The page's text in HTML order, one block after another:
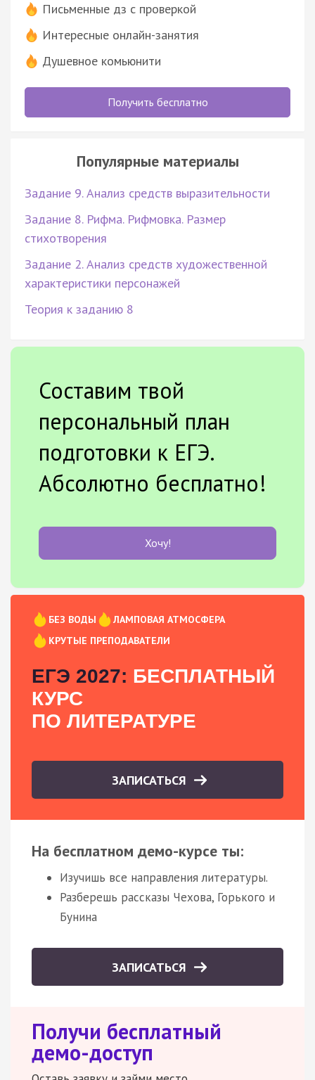
Письменные дз с проверкой
Интересные онлайн-занятия
Душевное комьюнити
Получить бесплатно
Популярные материалы
Задание 9. Анализ средств выразительности
Задание 8. Рифма. Рифмовка. Размер
стихотворения
Задание 2. Анализ средств художественной
характеристики персонажей
Теория к заданию 8
Составим твой
персональный план
подготовки к ЕГЭ.
Абсолютно бесплатно!
Хочу!
БЕЗ ВОДЫ
ЛАМПОВАЯ АТМОСФЕРА
КРУТЫЕ ПРЕПОДАВАТЕЛИ
ЕГЭ 2027: БЕСПЛАТНЫЙ
КУРС
ПО ЛИТЕРАТУРЕ
ЗАПИСАТЬСЯ
На бесплатном демо-курсе ты:
Изучишь все направления литературы.
Разберешь рассказы Чехова, Горького и
Бунина
ЗАПИСАТЬСЯ
Получи бесплатный
демо-доступ